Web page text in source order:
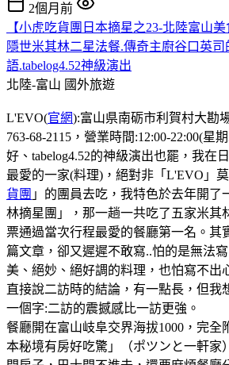
2個月前
【小虎吃貨團日本摘星之23-北陸富山
隱世米其林二星法餐.傳奇主廚谷口英司
語.tabelog4.52神級演出
北陸-富山 國外旅遊
L'EVO(官網):富山県南砺市利賀村大勘
763-68-2115，營業時間:12:00-22:00(星
好、tabelog4.52的神級演出也罷，我在
最愛的一家(料理)，絕對非「L'EVO」
貨團 」的團員去吃，我特色於去年開了
林摘星團」，那一趟一共吃了五家米其
票通過當次行程最愛的餐廳第一名。其
篇文章，卻又遲遲不敢寫..怕的是無法
美、絕妙、絕好調的料理，也怕寫不出
直接說二訪時的結論，有一點長，但我
一個字:二訪的震撼感比一訪更強。
餐廳開在富山岐阜交界海拔1000，完全
本秘境有房好吃驚」（ポツンと一軒家